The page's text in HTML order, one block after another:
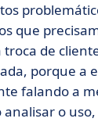
que
troca de
porque a
falando a
analisar o